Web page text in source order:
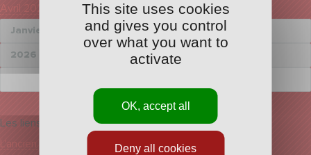
Avril 2026
Mars 2026
Les liens
L'ancien blog
This site uses cookies
and gives you control
over what you want to
activate
OK, accept all
Deny all cookies